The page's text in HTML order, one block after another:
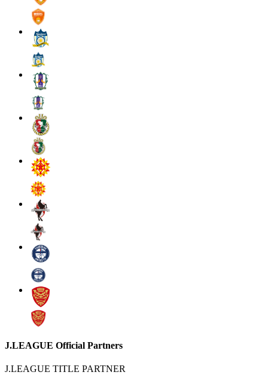
J.LEAGUE Official Partners
J.LEAGUE TITLE PARTNER